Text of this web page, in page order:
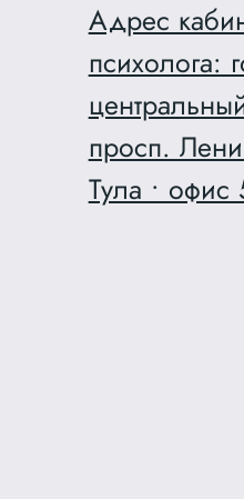
Адрес
психолога:
просп.
Тула • офис